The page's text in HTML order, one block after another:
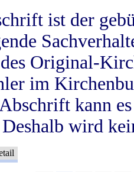
ist der
Original-
im
kann
wird